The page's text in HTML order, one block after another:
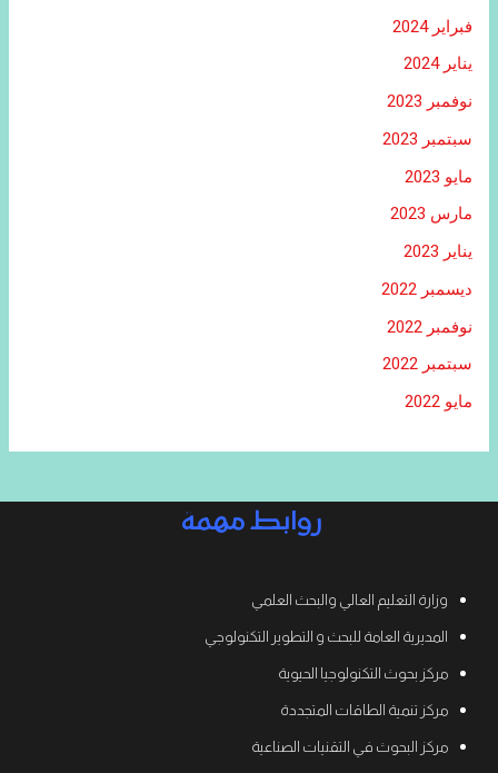
فبراير 2024
يناير 2024
نوفمبر 2023
سبتمبر 2023
مايو 2023
مارس 2023
يناير 2023
ديسمبر 2022
نوفمبر 2022
سبتمبر 2022
مايو 2022
روابط مهمة
وزارة التعليم العالي والبحث العلمي
المديرية العامة للبحث و التطوير التكنولوجي
مركز بحوث التكنولوجيا الحيوية
مركز تنمية الطاقات المتجددة
مركز البحوث في التقنيات الصناعية